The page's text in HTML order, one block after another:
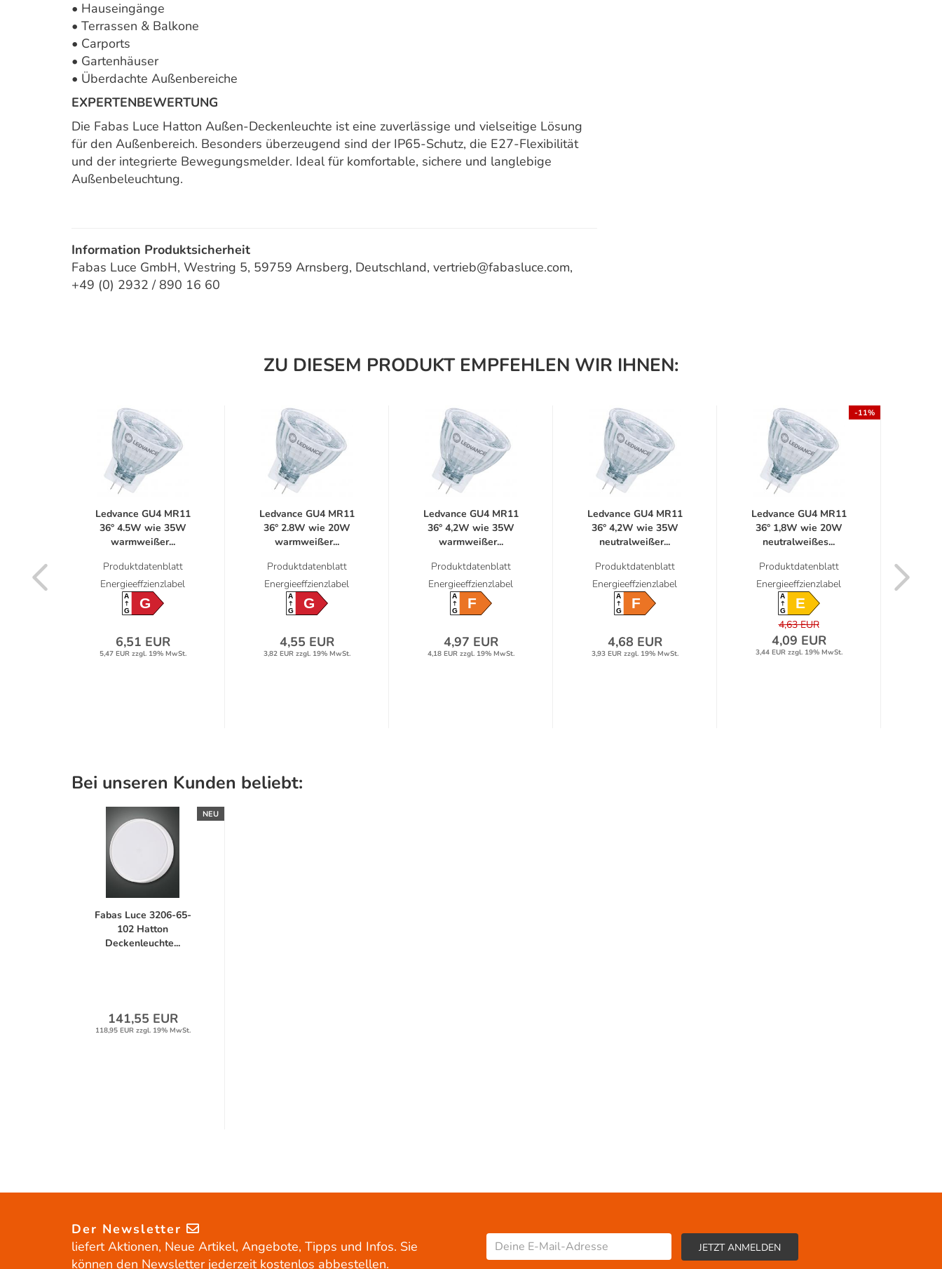
• Hauseingänge
• Terrassen & Balkone
• Carports
• Gartenhäuser
• Überdachte Außenbereiche
EXPERTENBEWERTUNG
Die Fabas Luce Hatton Außen-Deckenleuchte ist eine zuverlässige und vielseitige Lösung
für den Außenbereich. Besonders überzeugend sind der IP65-Schutz, die E27-Flexibilität
und der integrierte Bewegungsmelder. Ideal für komfortable, sichere und langlebige
Außenbeleuchtung.
Information Produktsicherheit
Fabas Luce GmbH, Westring 5, 59759 Arnsberg, Deutschland, vertrieb@fabasluce.com,
+49 (0) 2932 / 890 16 60
ZU DIESEM PRODUKT EMPFEHLEN WIR IHNEN:
Ledvance GU4 MR11
36° 4.5W wie 35W
warmweißer...
Produktdatenblatt
Energieeffzienzlabel
A
GG
6,51 EUR
5,47 EUR zzgl. 19% MwSt.
Ledvance GU4 MR11
36° 2.8W wie 20W
warmweißer...
Produktdatenblatt
Energieeffzienzlabel
A
GG
4,55 EUR
3,82 EUR zzgl. 19% MwSt.
Ledvance GU4 MR11
36° 4,2W wie 35W
warmweißer...
Produktdatenblatt
Energieeffzienzlabel
A
GF
4,97 EUR
4,18 EUR zzgl. 19% MwSt.
Ledvance GU4 MR11
36° 4,2W wie 35W
neutralweißer...
Produktdatenblatt
Energieeffzienzlabel
A
GF
4,68 EUR
3,93 EUR zzgl. 19% MwSt.
-11%
Ledvance GU4 MR11
36° 1,8W wie 20W
neutralweißes...
Produktdatenblatt
Energieeffzienzlabel
A
GE
4,63 EUR
4,09 EUR
3,44 EUR zzgl. 19% MwSt.
Bei unseren Kunden beliebt:
NEU
Fabas Luce 3206-65-
102 Hatton
Deckenleuchte...
141,55 EUR
118,95 EUR zzgl. 19% MwSt.
Der Newsletter
liefert Aktionen, Neue Artikel, Angebote, Tipps und Infos. Sie
können den Newsletter jederzeit kostenlos abbestellen.